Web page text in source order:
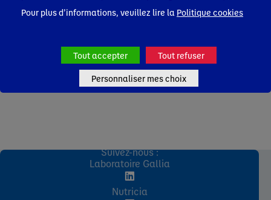
Je me forme
Suivez-nous :
Laboratoire Gallia
Nutricia
Pour plus d’informations, veuillez lire la Politique cookies
Tout accepter Tout refuser
Personnaliser mes choix